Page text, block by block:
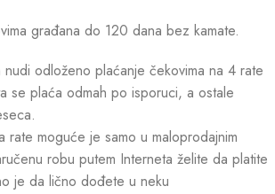
građana do 120 dana bez kamate.
odloženo plaćanje čekovima na 4 rate
se plaća odmah po isporuci, a ostale
rate moguće je samo u maloprodajnim
robu putem Interneta želite da platite
je da lično dođete u neku